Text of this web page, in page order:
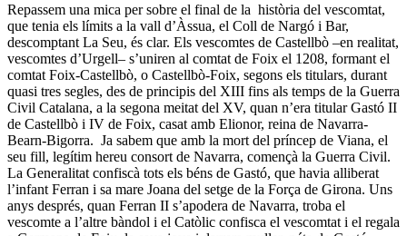
Repassem una mica per sobre el final de la història del vescomtat,
que tenia els límits a la vall d’Àssua, el Coll de Nargó i Bar,
descomptant La Seu, és clar. Els vescomtes de Castellbò –en realitat,
vescomtes d’Urgell– s’uniren al comtat de Foix el 1208, formant el
comtat Foix-Castellbò, o Castellbò-Foix, segons els titulars, durant
quasi tres segles, des de principis del XIII fins als temps de la Guerra
Civil Catalana, a la segona meitat del XV, quan n’era titular Gastó II
de Castellbò i IV de Foix, casat amb Elionor, reina de Navarra-
Bearn-Bigorra. Ja sabem que amb la mort del príncep de Viana, el
seu fill, legítim hereu consort de Navarra, començà la Guerra Civil.
La Generalitat confiscà tots els béns de Gastó, que havia alliberat
l’infant Ferran i sa mare Joana del setge de la Força de Girona. Uns
anys després, quan Ferran II s’apodera de Navarra, troba el
vescomte a l’altre bàndol i el Catòlic confisca el vescomtat i el regala